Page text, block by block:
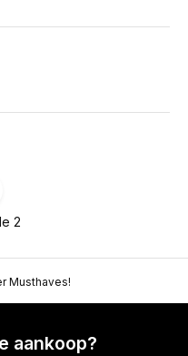
2
Musthaves!
aankoop?